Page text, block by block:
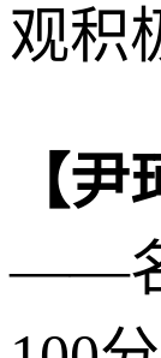
观积
【尹
——名